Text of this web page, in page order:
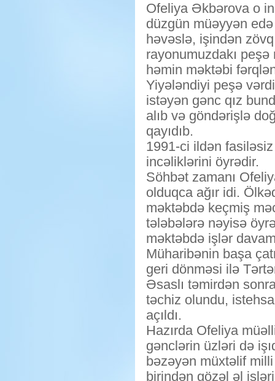
Ofeliya Əkbərova o
düzgün müəyyən
həvəslə, işindən
rayonumuzdakı
həmin məktəbi
Yiyələndiyi peşə
istəyən gənc qız
alıb və göndərişlə
qayıdıb.
1991-ci ildən
incəliklərini öyrədir.
Söhbət zamanı
olduqca ağır idi.
məktəbdə keçmiş
tələbələrə nəyisə
məktəbdə işlər
Müharibənin başa
geri dönməsi ilə
Əsaslı təmirdən
təchiz olundu,
açıldı.
Hazırda Ofeliya
gənclərin üzləri də
bəzəyən müxtəlif
birindən gözəl əl